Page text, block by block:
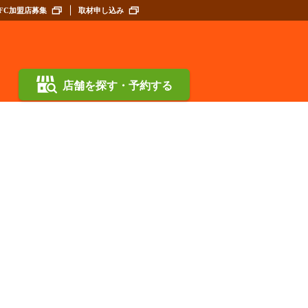
加盟店募集 取材申し込み
店舗を探す・予約する